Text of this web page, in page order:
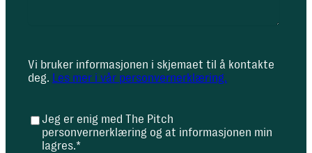
Vi bruker informasjonen i skjemaet til å kontakte
deg. Les mer i vår personvernerklæring.
C Jeg er enig med The Pitch
personvernerklæring og at informasjonen min
lagres.*